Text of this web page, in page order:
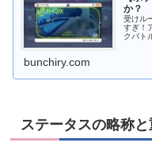
か？
受けル
すぎ！
クバト
bunchiry.com
ステータスの略称